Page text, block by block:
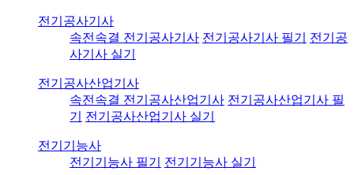
전기공사기사
속전속결 전기공사기사 전기공사기사 필기
전기공
사기사 실기
전기공사산업기사
속전속결 전기공사산업기사 전기공사산업기사 필
기
전기공사산업기사 실기
전기기능사
전기기능사 필기
전기기능사 실기